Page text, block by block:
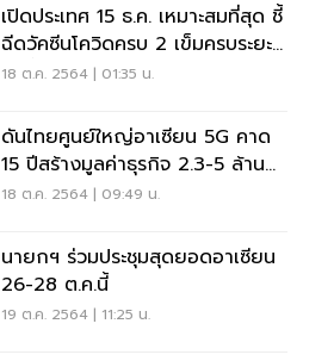
เปิดประเทศ 15 ธ.ค. เหมาะสมที่สุด ชี้
ฉีดวัคซีนโควิดครบ 2 เข็มครบระยะ
ภูมิขึ้น
18 ต.ค. 2564 | 01:35 น.
ดันไทยศูนย์ใหญ่อาเซียน 5G คาด
15 ปีสร้างมูลค่าธุรกิจ 2.3-5 ล้าน
ล้านบาทต่อปี
18 ต.ค. 2564 | 09:49 น.
นายกฯ ร่วมประชุมสุดยอดอาเซียน
26-28 ต.ค.นี้
19 ต.ค. 2564 | 11:25 น.